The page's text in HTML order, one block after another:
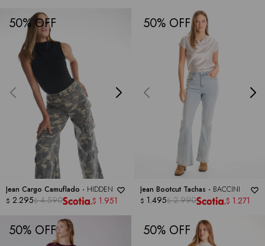
50
Jean Cargo Camuflado - HIDDEN
$ 2.295$ 4.590 $ 1.951
50
Jean Bootcut Tachas - BACCINI
$ 1.495$ 2.990 $ 1.271
50 50